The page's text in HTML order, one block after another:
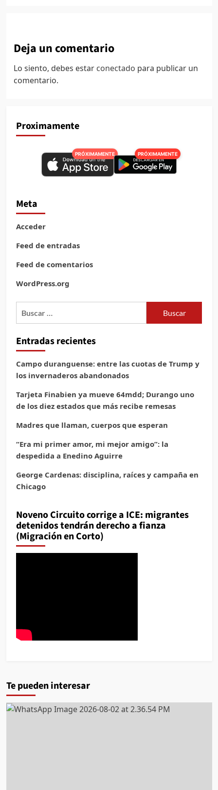
Deja un comentario
Lo siento, debes estar conectado para publicar un
comentario.
Proximamente
PRÓXIMAMENTE PRÓXIMAMENTE
Meta
Acceder
Feed de entradas
Feed de comentarios
WordPress.org
Entradas recientes
Campo duranguense: entre las cuotas de Trump y
los invernaderos abandonados
Tarjeta Finabien ya mueve 64mdd; Durango uno
de los diez estados que más recibe remesas
Madres que llaman, cuerpos que esperan
“Era mi primer amor, mi mejor amigo”: la
despedida a Enedino Aguirre
George Cardenas: disciplina, raíces y campaña en
Chicago
Noveno Circuito corrige a ICE: migrantes
detenidos tendrán derecho a fianza
(Migración en Corto)
Te pueden interesar